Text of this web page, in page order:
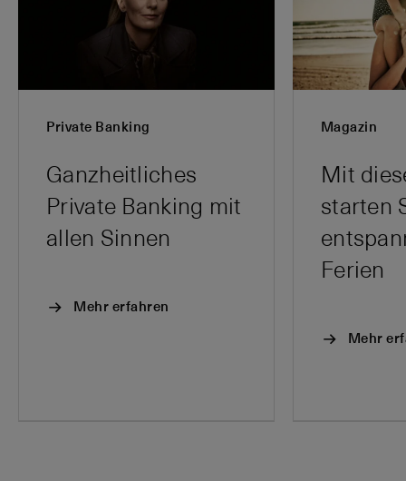
Private Banking
Ganzheitliches
Private Banking mit
allen Sinnen
Mehr erfahren
Magazin
Mit
starten
Ferien
Mehr